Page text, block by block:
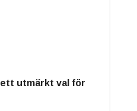
ett utmärkt val för